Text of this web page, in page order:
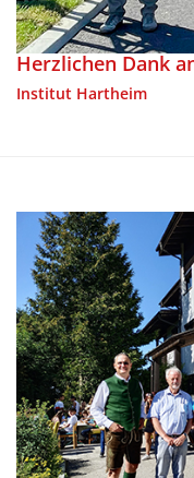
Herzlichen Dank
Institut Hartheim